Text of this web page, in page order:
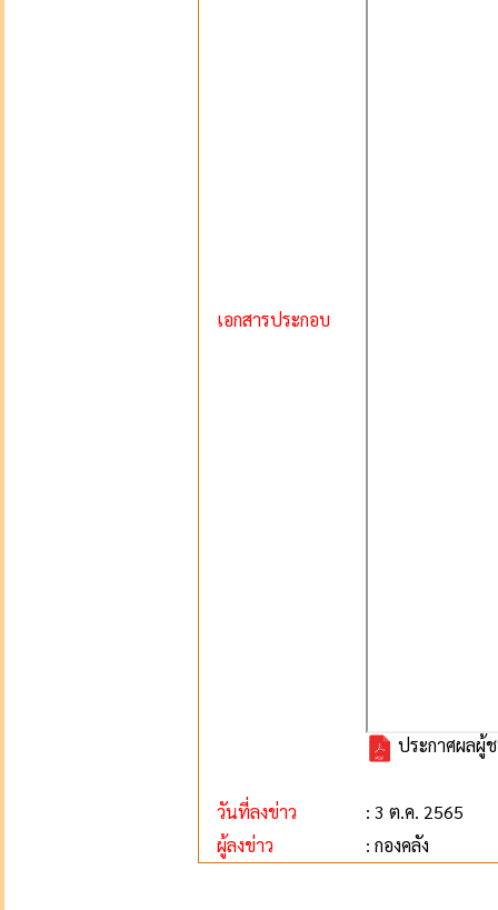
เอกสารประกอบ
ประกาศผลผู้
วันที่ลงข่าว
: 3 ต.ค. 2565
ผู้ลงข่าว
: กองคลัง